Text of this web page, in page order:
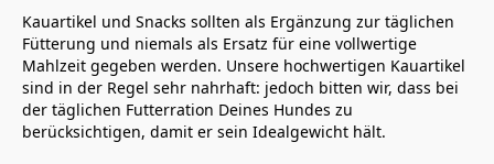
Kauartikel und Snacks sollten als Ergänzung zur täglichen
Fütterung und niemals als Ersatz für eine vollwertige
Mahlzeit gegeben werden. Unsere hochwertigen Kauartikel
sind in der Regel sehr nahrhaft: jedoch bitten wir, dass bei
der täglichen Futterration Deines Hundes zu
berücksichtigen, damit er sein Idealgewicht hält.